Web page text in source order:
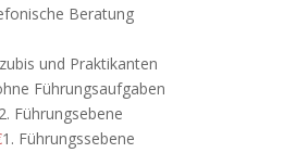
Beratung
und Praktikanten
Führungsaufgaben
Führungsebene
1. Führungssebene